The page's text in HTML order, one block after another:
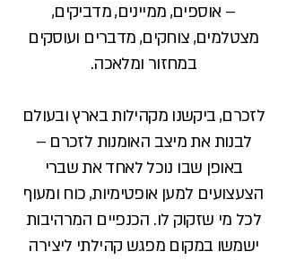
– אוספים, ממיינים, מדביקים,
מצטלמים, צוחקים, מדברים ועוסקים
במחזור ומלאכה.
לזכרם, ביקשנו מקהילות בארץ ובעולם
לבנות את מיצב האומנות לזכרם –
באופן שבו נוכל לאחד את שברי
הצעצועים למען אופטימיות, כוח ומעוף
לכל מי שזקוק לו. הכנפיים המרהיבות
ישמשו במקום מפגש קהילתי ליצירה